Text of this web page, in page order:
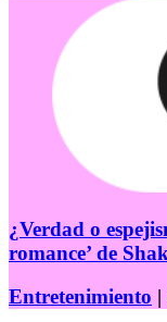
¿Verdad o
romance’ de
Entretenimiento |